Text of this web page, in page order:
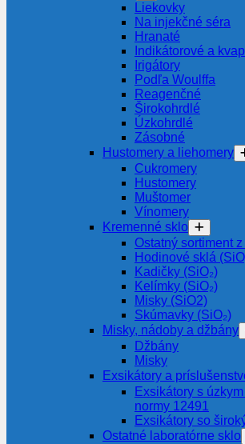
Liekovky
Na injekčné séra
Hranaté
Indikátorové a
Irigátory
Podľa Woulffa
Reagenčné
Širokohrdlé
Úzkohrdlé
Zásobné
Hustomery a liehomery
Cukromery
Hustomery
Muštomer
Vínomery
Kremenné sklo
Ostatný sortiment
Hodinové sklá
Kadičky (SiO₂)
Kelímky (SiO₂)
Misky (SiO2)
Skúmavky (SiO₂)
Misky, nádoby a džbány
Džbány
Misky
Exsikátory a
Exsikátory s
normy 12491
Exsikátory so
Ostatné laboratórne sklo